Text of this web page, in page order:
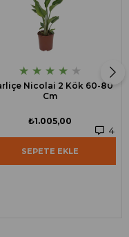
★ ★ ★ ★ ★
Nicolai 2 Kök 60-80
Cm
4
₺1.005,00
SEPETE EKLE